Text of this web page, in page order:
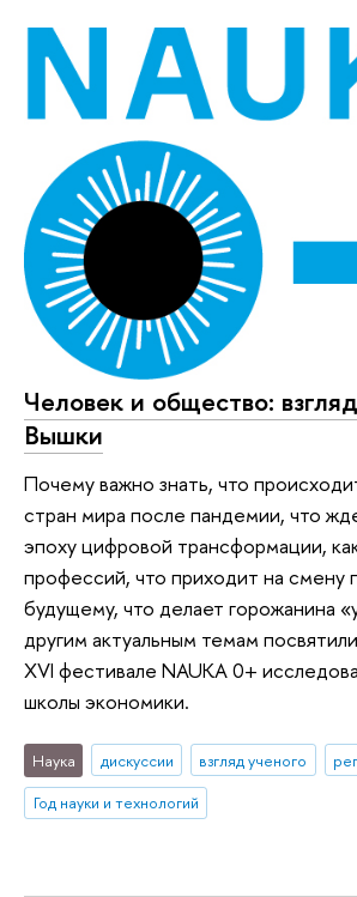
Человек и общество:
Вышки
Почему важно знать, что
стран мира после пандемии, что
эпоху цифровой трансформации,
профессий, что приходит на смену
будущему, что делает горожанина
другим актуальным темам
XVI фестивале NAUKA 0+
школы экономики.
Наука дискуссии взгляд ученого
Год науки и технологий